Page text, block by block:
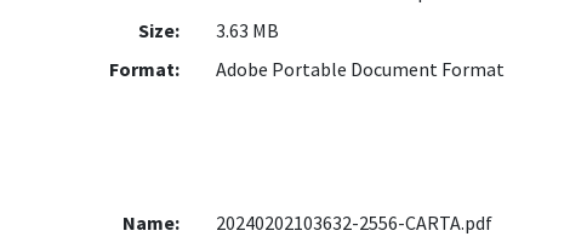
Size:
3.63 MB
Format:
Adobe Portable Document Format
Name:
20240202103632-2556-CARTA.pdf